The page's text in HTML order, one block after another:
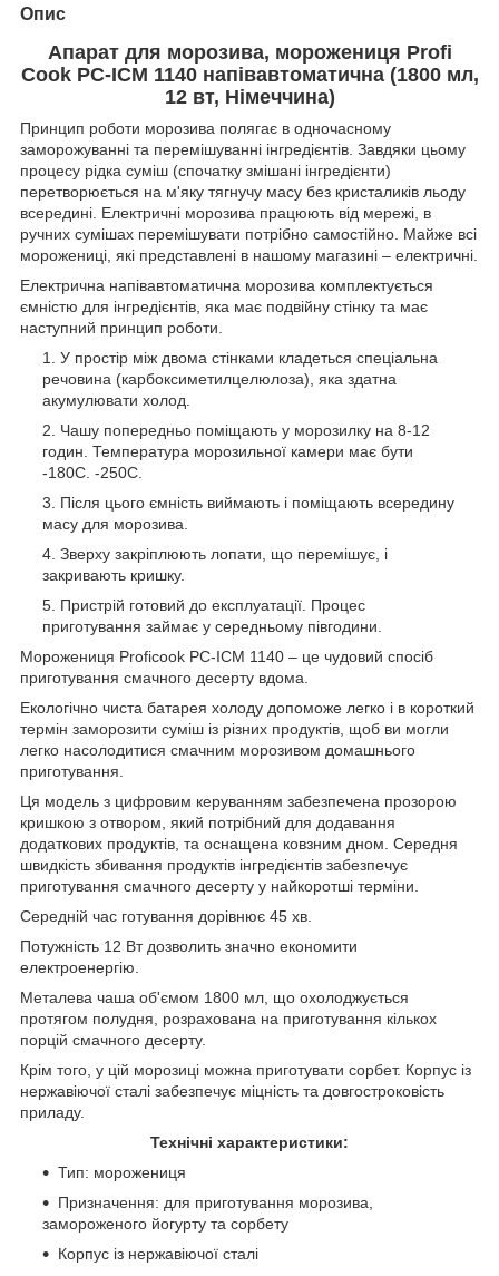
Опис
Апарат для морозива, морожениця Profi
Cook PC-ICM 1140 напівавтоматична (1800 мл,
12 вт, Німеччина)
Принцип роботи морозива полягає в одночасному
заморожуванні та перемішуванні інгредієнтів. Завдяки цьому
процесу рідка суміш (спочатку змішані інгредієнти)
перетворюється на м'яку тягнучу масу без кристаликів льоду
всередині. Електричні морозива працюють від мережі, в
ручних сумішах перемішувати потрібно самостійно. Майже всі
морожениці, які представлені в нашому магазині – електричні.
Електрична напівавтоматична морозива комплектується
ємністю для інгредієнтів, яка має подвійну стінку та має
наступний принцип роботи.
У простір між двома стінками кладеться спеціальна
речовина (карбоксиметилцелюлоза), яка здатна
акумулювати холод.
Чашу попередньо поміщають у морозилку на 8-12
годин. Температура морозильної камери має бути
-180С. -250С.
Після цього ємність виймають і поміщають всередину
масу для морозива.
Зверху закріплюють лопати, що перемішує, і
закривають кришку.
Пристрій готовий до експлуатації. Процес
приготування займає у середньому півгодини.
Морожениця Proficook PC-ICM 1140 – це чудовий спосіб
приготування смачного десерту вдома.
Екологічно чиста батарея холоду допоможе легко і в короткий
термін заморозити суміш із різних продуктів, щоб ви могли
легко насолодитися смачним морозивом домашнього
приготування.
Ця модель з цифровим керуванням забезпечена прозорою
кришкою з отвором, який потрібний для додавання
додаткових продуктів, та оснащена ковзним дном. Середня
швидкість збивання продуктів інгредієнтів забезпечує
приготування смачного десерту у найкоротші терміни.
Середній час готування дорівнює 45 хв.
Потужність 12 Вт дозволить значно економити
електроенергію.
Металева чаша об'ємом 1800 мл, що охолоджується
протягом полудня, розрахована на приготування кількох
порцій смачного десерту.
Крім того, у цій морозиці можна приготувати сорбет. Корпус із
нержавіючої сталі забезпечує міцність та довгостроковість
приладу.
Технічні характеристики:
Тип: морожениця
Призначення: для приготування морозива,
замороженого йогурту та сорбету
Корпус із нержавіючої сталі